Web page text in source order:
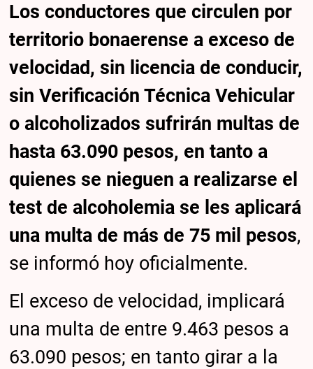
Los conductores que circulen por
territorio bonaerense a exceso de
velocidad, sin licencia de conducir,
sin Verificación Técnica Vehicular
o alcoholizados sufrirán multas de
hasta 63.090 pesos, en tanto a
quienes se nieguen a realizarse el
test de alcoholemia se les aplicará
una multa de más de 75 mil pesos,
se informó hoy oficialmente.
El exceso de velocidad, implicará
una multa de entre 9.463 pesos a
63.090 pesos; en tanto girar a la